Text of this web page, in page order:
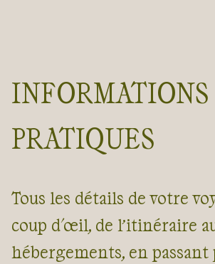
INFORMATIONS
PRATIQUES
Tous les détails de votre
coup d'œil, de l’itinéraire
hébergements, en passant